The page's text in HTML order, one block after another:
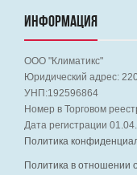
ИНФОРМАЦИЯ
ООО "Климатикс"
Юридический адрес:
УНП:192596864
Номер в Торговом
Дата регистрации
Политика
Политика в отношении